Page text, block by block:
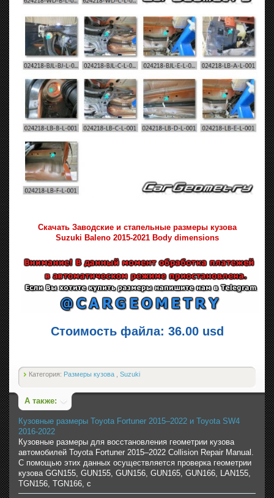
Скачать Заводские и стапельные размеры кузова
Suzuki Baleno 2015-2021 Body dimensions
Стоимость файла: 36.00 usd
Категория: Размеры кузова Suzuki
А также:
Кузовные размеры Toyota Fortuner 2015–2022 и Toyota SW4
2016-2022
Кузовные размеры для восстановления геометрии кузова
автомобилей Toyota Fortuner 2015–2022 Collision Repair Manual.
С помощью этих данных осуществляется проверка геометрии
кузова GGN155, GUN155, GUN156, GUN165, GUN166, LAN155,
TGN156, TGN166, с